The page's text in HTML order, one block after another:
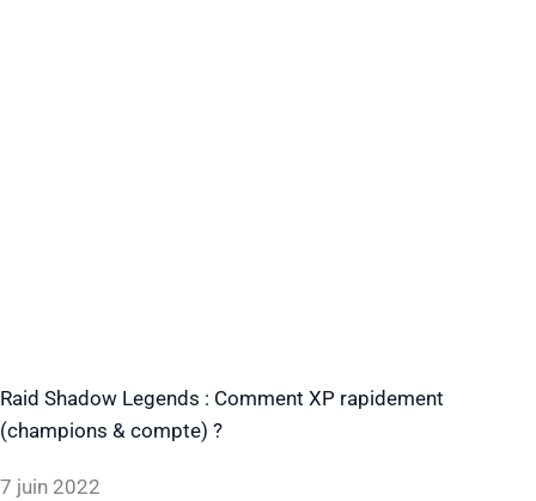
Raid Shadow Legends : Comment XP rapidement
(champions & compte) ?
7 juin 2022